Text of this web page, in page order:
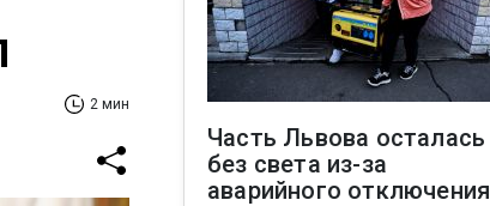
2 мин
Часть Львова осталась
без света из-за
аварийного отключения